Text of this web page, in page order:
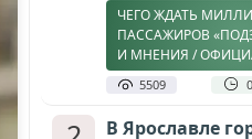
ЧЕГО ЖДАТЬ
ПАССАЖИРОВ
И МНЕНИЯ /
5509
В Ярославле